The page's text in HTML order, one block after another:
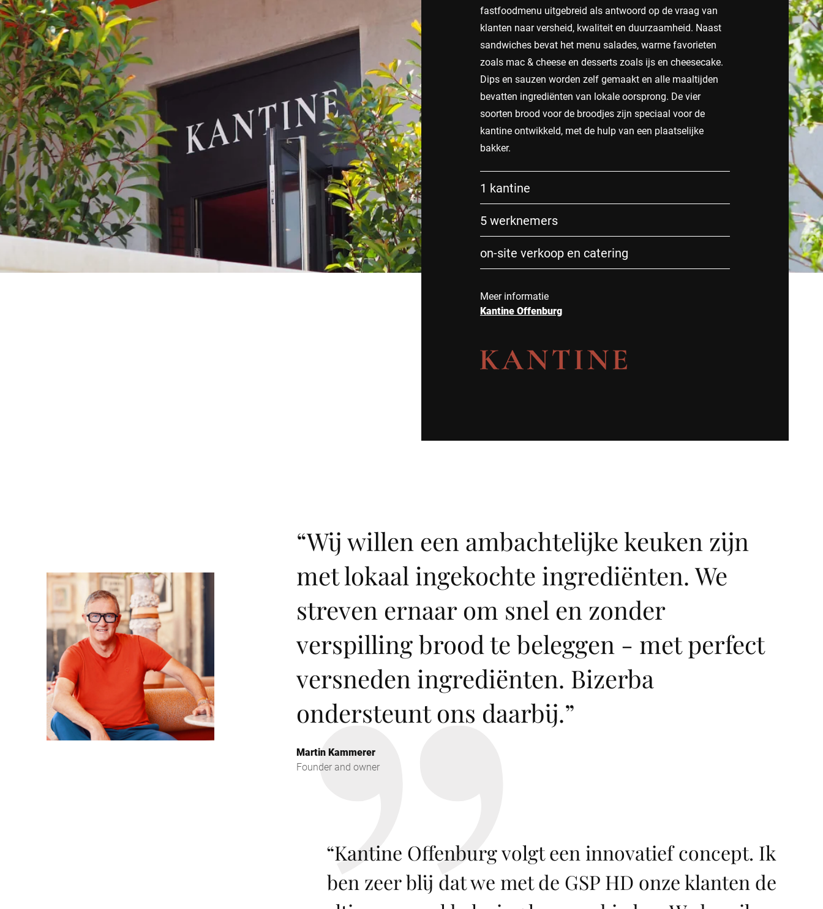
fastfoodmenu uitgebreid als antwoord op de vraag van
klanten naar versheid, kwaliteit en duurzaamheid. Naast
sandwiches bevat het menu salades, warme favorieten
zoals mac & cheese en desserts zoals ijs en cheesecake.
Dips en sauzen worden zelf gemaakt en alle maaltijden
bevatten ingrediënten van lokale oorsprong. De vier
soorten brood voor de broodjes zijn speciaal voor de
kantine ontwikkeld, met de hulp van een plaatselijke
bakker.
1 kantine
5 werknemers
on-site verkoop en catering
Meer informatie
Kantine Offenburg
“Wij willen een ambachtelijke keuken zijn
met lokaal ingekochte ingrediënten. We
streven ernaar om snel en zonder
verspilling brood te beleggen - met perfect
versneden ingrediënten. Bizerba
ondersteunt ons daarbij.”
Martin Kammerer
Founder and owner
“Kantine Offenburg volgt een innovatief concept. Ik
ben zeer blij dat we met de GSP HD onze klanten de